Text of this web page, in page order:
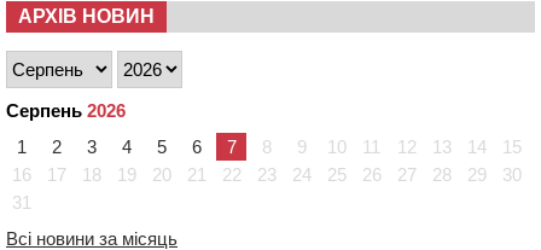
АРХІВ НОВИН
Серпень 2026
1
2 3 4 5 6 7 8 9 10 11 12 13 14
15
16
17 18 19 20 21 22 23 24 25 26 27 28 29
30
31
Всі новини за місяць